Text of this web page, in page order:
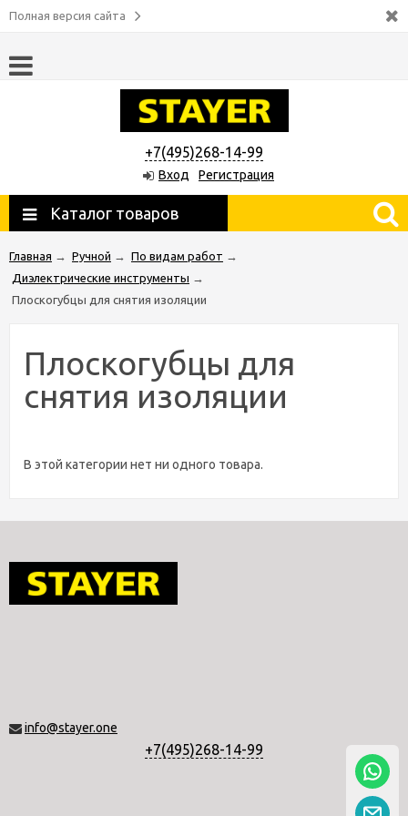
Полная версия сайта
+7(495)268-14-99
Вход Регистрация
Каталог товаров
Главная → Ручной → По видам работ →
Диэлектрические инструменты →
Плоскогубцы для снятия изоляции
Плоскогубцы для
снятия изоляции
В этой категории нет ни одного товара.
info@stayer.one
+7(495)268-14-99